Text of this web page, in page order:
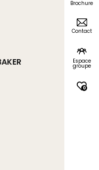
Brochure
Contact
Espace
groupe
0